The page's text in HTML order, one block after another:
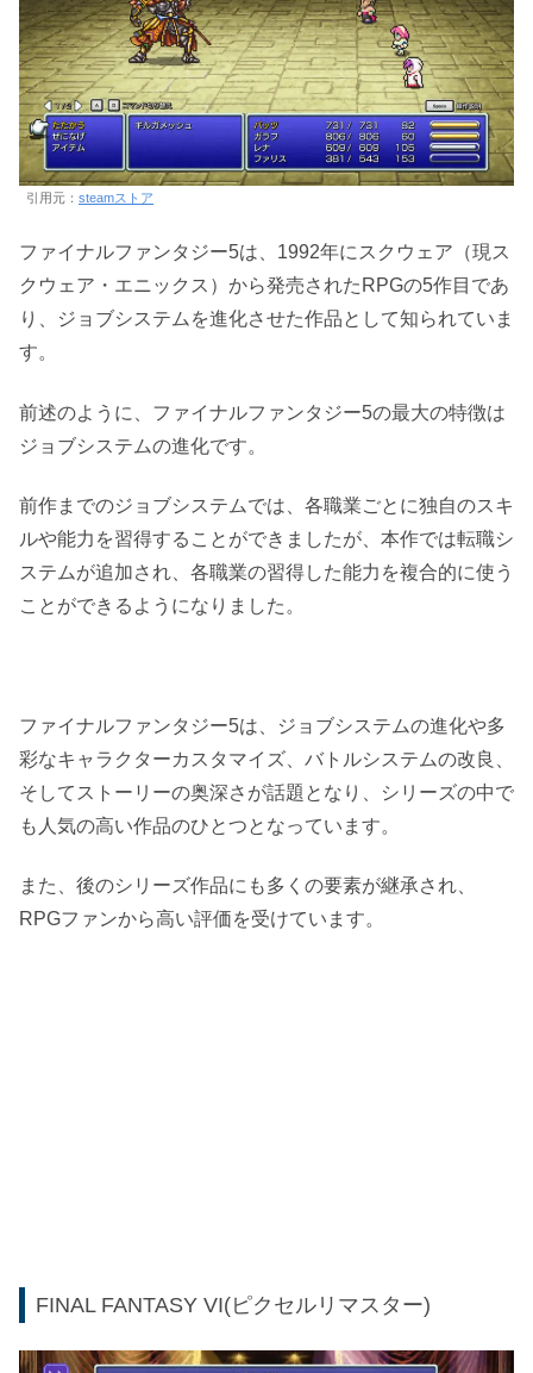
引用元： steamストア
ファイナルファンタジー5は、1992年にスクウェア（現ス
クウェア・エニックス）から発売されたRPGの5作目であ
り、ジョブシステムを進化させた作品として知られていま
す。
前述のように、ファイナルファンタジー5の最大の特徴は
ジョブシステムの進化です。
前作までのジョブシステムでは、各職業ごとに独自のスキ
ルや能力を習得することができましたが、本作では転職シ
ステムが追加され、各職業の習得した能力を複合的に使う
ことができるようになりました。
ファイナルファンタジー5は、ジョブシステムの進化や多
彩なキャラクターカスタマイズ、バトルシステムの改良、
そしてストーリーの奥深さが話題となり、シリーズの中で
も人気の高い作品のひとつとなっています。
また、後のシリーズ作品にも多くの要素が継承され、
RPGファンから高い評価を受けています。
FINAL FANTASY VI(ピクセルリマスター)